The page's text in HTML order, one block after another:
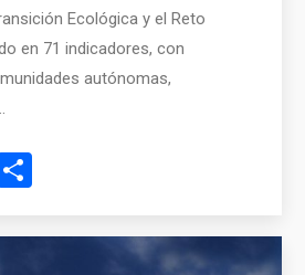
Ecológica y el Reto
en 71 indicadores, con
autónomas,